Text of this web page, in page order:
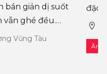
bán giản dị suốt
vẫn ghé đều.
là một trong
Vũng Tàu
đặc
Ăn